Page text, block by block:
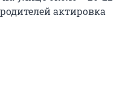
актировка